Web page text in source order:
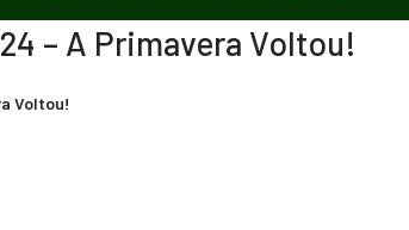
– A Primavera Voltou!
Voltou!